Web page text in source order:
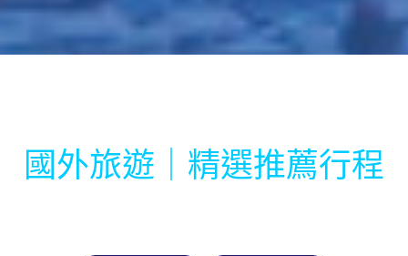
國外旅遊｜精選推薦行程